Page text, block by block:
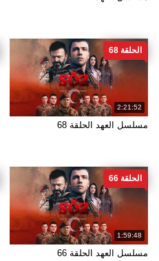
2:21:52
الحلقة 68
مسلسل العهد الحلقة 68
1:59:48
الحلقة 66
مسلسل العهد الحلقة 66